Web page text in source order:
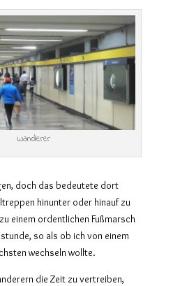
Wanderer
doch das bedeutete dort
hinunter oder hinauf zu
einem ordentlichen Fußmarsch
so als ob ich von einem
wechseln wollte.
die Zeit zu vertreiben,